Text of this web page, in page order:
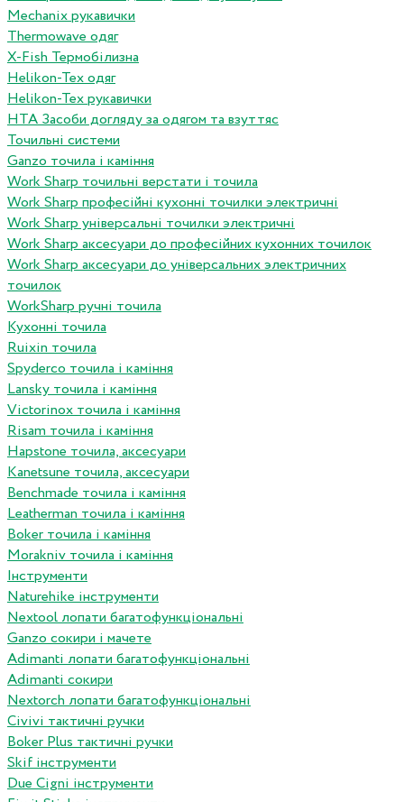
Mechanix рукавички
Thermowave одяг
X-Fish Термобілизна
Helikon-Tex одяг
Helikon-Tex рукавички
HTA Засоби догляду за одягом та взуттяс
Точильні системи
Ganzo точила і каміння
Work Sharp точильні верстати і точила
Work Sharp професiйнi кухоннi точилки электричнi
Work Sharp унiверсальнi точилки электричнi
Work Sharp аксесуари до професiйних кухонних точилок
Work Sharp аксесуари до унiверсальних электричних
точилок
WorkSharp ручні точила
Кухонні точила
Ruixin точила
Spyderco точила і каміння
Lansky точила і каміння
Victorinox точила і каміння
Risam точила і каміння
Hapstone точила, аксесуари
Kanetsune точила, аксесуари
Benchmade точила і каміння
Leatherman точила і каміння
Boker точила і каміння
Morakniv точила і каміння
Інструменти
Naturehike інструменти
Nextool лопати багатофункціональні
Ganzo сокири і мачете
Adimanti лопати багатофункціональні
Adimanti сокири
Nextorch лопати багатофункціональні
Сivivi тактичні ручки
Boker Plus тактичні ручки
Skif інструменти
Due Cigni інструменти